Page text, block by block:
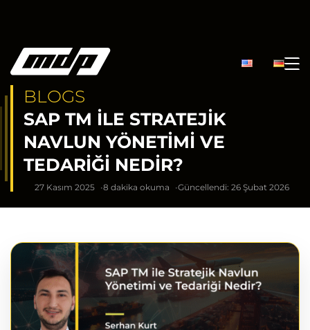
BLOGS
SAP TM ILE STRATEJIK
NAVLUN YÖNETIMI VE
TEDARIĞI NEDIR?
27 Kasım 2025 8 dakika okuma Güncellendi: 26 Şubat 2026